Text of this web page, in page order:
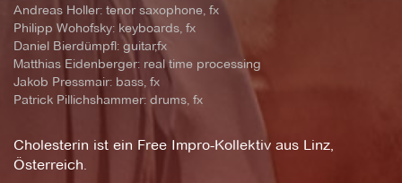
Andreas Holler: tenor saxophone, fx
Philipp Wohofsky: keyboards, fx
Daniel Bierdümpfl: guitar,fx
Matthias Eidenberger: real time processing
Jakob Pressmair: bass, fx
Patrick Pillichshammer: drums, fx
Cholesterin ist ein Free Impro-Kollektiv aus Linz,
Österreich.